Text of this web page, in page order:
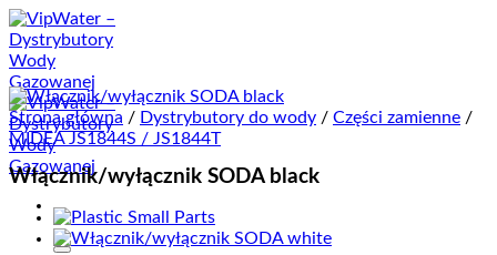
Przewiń
do
zawartości
Strona główna / Dystrybutory do wody / Części zamienne /
MIDEA JS1844S / JS1844T
Włącznik/wyłącznik SODA black